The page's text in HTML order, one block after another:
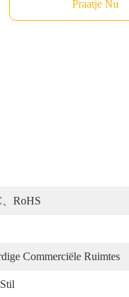
Praatje Nu
RoHS
Commerciële Ruimtes